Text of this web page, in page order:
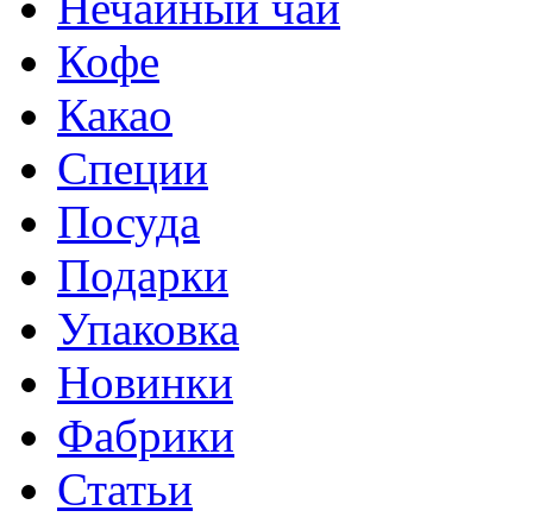
Кофе
Какао
Специи
Посуда
Подарки
Упаковка
Новинки
Фабрики
Статьи